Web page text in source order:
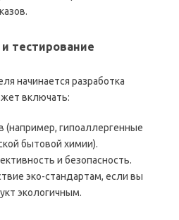
и тестирование
начинается разработка
включать:
(например, гипоаллергенные
бытовой химии).
и безопасность.
эко-стандартам, если вы
экологичным.